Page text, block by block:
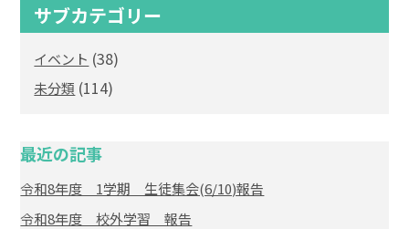
サブカテゴリー
イベント (38)
未分類 (114)
最近の記事
令和8年度 1学期 生徒集会(6/10)報告
令和8年度 校外学習 報告